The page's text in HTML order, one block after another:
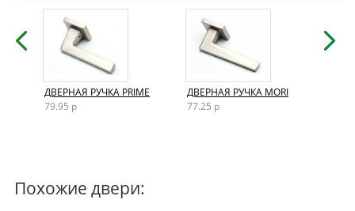
ДВЕРНАЯ РУЧКА PRIME
79.95 р
ДВЕРНАЯ РУЧКА MORI
77.25 р
Похожие двери: